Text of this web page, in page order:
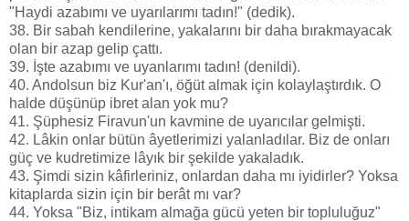
"Haydi azabımı ve uyarılarımı tadın!" (dedik).
38. Bir sabah kendilerine, yakalarını bir daha bırakmayacak
olan bir azap gelip çattı.
39. İşte azabımı ve uyanlarımı tadın! (denildi).
40. Andolsun biz Kur'an'ı, öğüt almak için kolaylaştırdık. O
halde düşünüp ibret alan yok mu?
41. Şüphesiz Firavun'un kavmine de uyarıcılar gelmişti.
42. Lâkin onlar bütün âyetlerimizi yalanladılar. Biz de onları
güç ve kudretimize lâyık bir şekilde yakaladık.
43. Şimdi sizin kâfirleriniz, onlardan daha mı iyidirler? Yoksa
kitaplarda sizin için bir berât mı var?
44. Yoksa "Biz, intikam almağa gücü yeten bir topluluğuz"